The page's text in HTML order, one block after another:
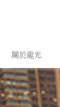
關於龍光